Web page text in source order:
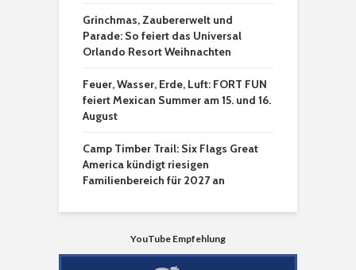
Grinchmas, Zaubererwelt und
Parade: So feiert das Universal
Orlando Resort Weihnachten
Feuer, Wasser, Erde, Luft: FORT FUN
feiert Mexican Summer am 15. und 16.
August
Camp Timber Trail: Six Flags Great
America kündigt riesigen
Familienbereich für 2027 an
YouTube Empfehlung